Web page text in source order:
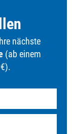
nächste
(ab einem